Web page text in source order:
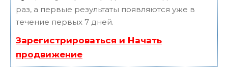
раз, а первые результаты появляются уже в
течение первых 7 дней.
Зарегистрироваться и Начать
продвижение